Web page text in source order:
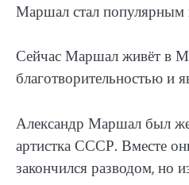
Маршал стал популярным
Сейчас Маршал живёт в
благотворительностью и
Александр Маршал был
артистка СССР. Вместе
закончился разводом, но